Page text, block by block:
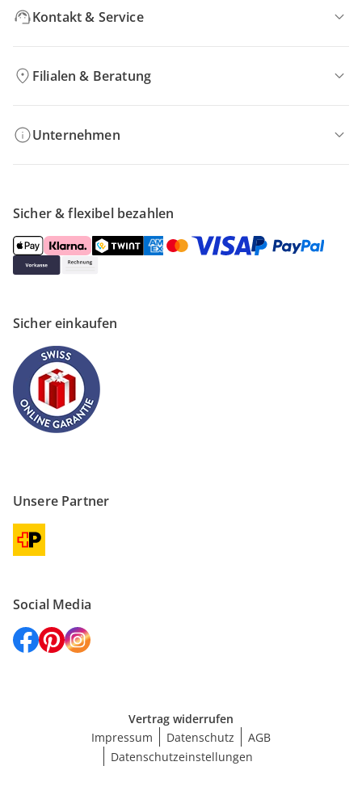
Kontakt & Service
Filialen & Beratung
Unternehmen
Sicher & flexibel bezahlen
Sicher einkaufen
Unsere Partner
Social Media
Vertrag widerrufen
Impressum
Datenschutz
AGB
Datenschutzeinstellungen